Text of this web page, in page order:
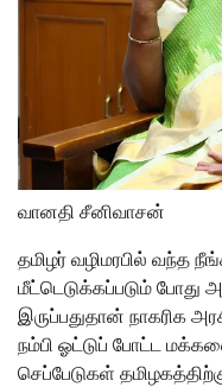
வானதி சீனிவாசன்
தமிழர் வழிமரபில் வந்த
மீட்டெடுக்கப்படும் போது
இருப்பதுதான் நாகரிக
நம்பி ஓட்டுப் போட்ட
செப்பேடுகள்